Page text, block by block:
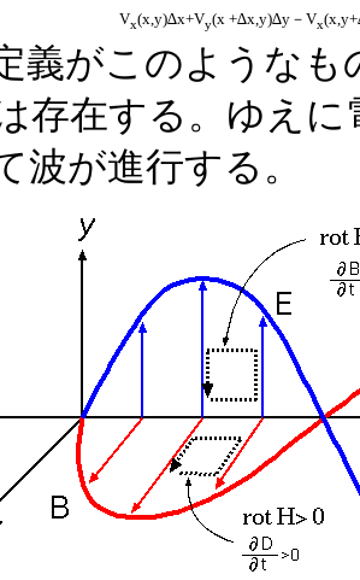
Vx(x,y)∆x+Vy(x +∆x,y)∆y－Vx
義がこのような
存在する。ゆえ
波が進行する。